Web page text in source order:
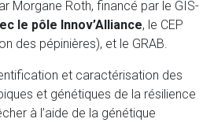
Morgane Roth, financé par le GIS-
le pôle Innov’Alliance, le CEP
des pépinières), et le GRAB.
et caractérisation des
et génétiques de la résilience
à l’aide de la génétique